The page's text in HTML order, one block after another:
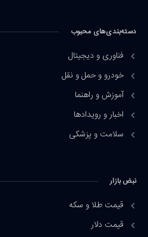
دسته‌بندی‌های محبوب
فناوری و دیجیتال
خودرو و حمل و نقل
آموزش و راهنما
اخبار و رویدادها
سلامت و پزشکی
نبض بازار
قیمت طلا و سکه
قیمت دلار